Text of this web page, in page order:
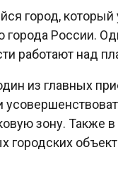
город,
России.
работают над
из главных
зону. Также
городских